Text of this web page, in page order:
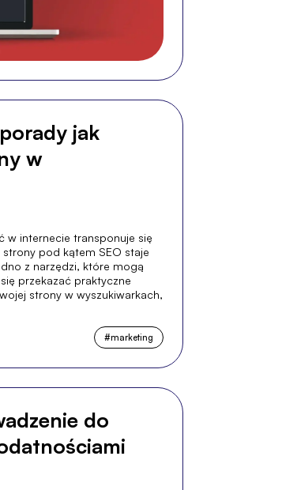
jak
w
w internecie transponuje się
pod kątem SEO staje
z narzędzi, które mogą
przekazać praktyczne
strony w wyszukiwarkach,
#marketing
do